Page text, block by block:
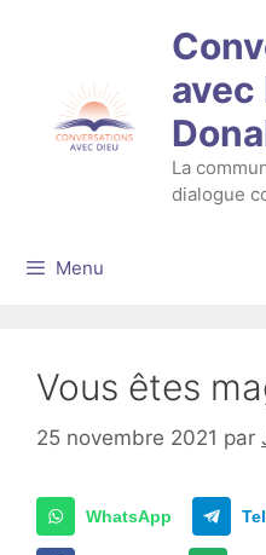
avec
La
dialogue
Menu
Vous êtes
25 novembre 2021 par
WhatsApp